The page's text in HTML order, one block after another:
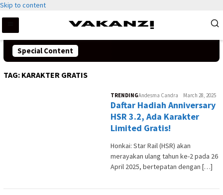
Skip to content
Special Content
TAG: KARAKTER GRATIS
TRENDINGAndesma Candra March 28, 2025
Daftar Hadiah Anniversary
HSR 3.2, Ada Karakter
Limited Gratis!
Honkai: Star Rail (HSR) akan
merayakan ulang tahun ke-2 pada 26
April 2025, bertepatan dengan […]